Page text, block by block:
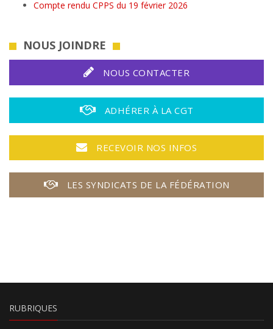
Compte rendu CPPS du 19 février 2026
NOUS JOINDRE
NOUS CONTACTER
ADHÉRER À LA CGT
RECEVOIR NOS INFOS
LES SYNDICATS DE LA FÉDÉRATION
RUBRIQUES